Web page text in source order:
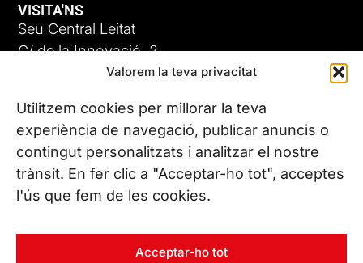
Valorem la teva privacitat
Utilitzem cookies per millorar la teva
experiència de navegació, publicar anuncis o
contingut personalitzats i analitzar el nostre
trànsit. En fer clic a "Acceptar-ho tot", acceptes
l'ús que fem de les cookies.
Acceptar-ho tot
VISITA'NS
Seu Central Leitat
C/ de la Innovació, 2
08225 Terrassa, (Barcelona)
Coneix les nostres seus
CONTACTA’NS
Tel. (+34) 937 882 300